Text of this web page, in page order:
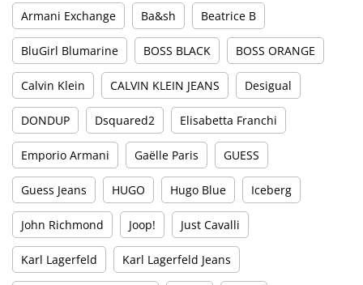
Armani Exchange Ba&sh Beatrice B
BluGirl Blumarine BOSS BLACK BOSS ORANGE
Calvin Klein CALVIN KLEIN JEANS Desigual
DONDUP Dsquared2 Elisabetta Franchi
Emporio Armani Gaëlle Paris GUESS
Guess Jeans HUGO Hugo Blue Iceberg
John Richmond Joop! Just Cavalli
Karl Lagerfeld Karl Lagerfeld Jeans